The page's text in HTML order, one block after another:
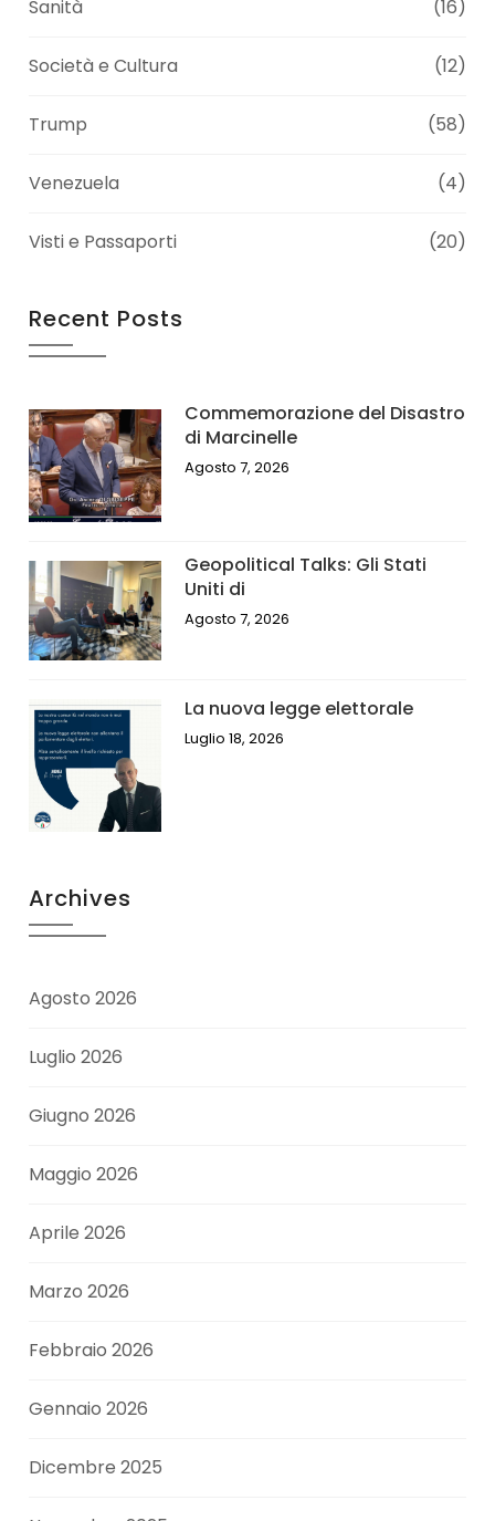
Sanità (16)
Società e Cultura (12)
Trump (58)
Venezuela (4)
Visti e Passaporti (20)
Recent Posts
Commemorazione del Disastro
di Marcinelle
Agosto 7, 2026
Geopolitical Talks: Gli Stati
Uniti di
Agosto 7, 2026
La nuova legge elettorale
Luglio 18, 2026
Archives
Agosto 2026
Luglio 2026
Giugno 2026
Maggio 2026
Aprile 2026
Marzo 2026
Febbraio 2026
Gennaio 2026
Dicembre 2025